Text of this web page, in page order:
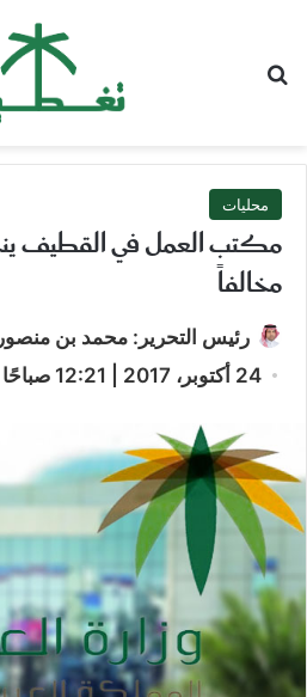
محليات
مخالفاً
رئيس التحرير: محمد بن منصور
24 أكتوبر، 2017 | 12:21 صباحًا